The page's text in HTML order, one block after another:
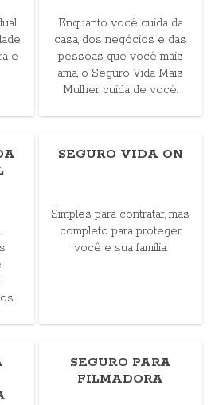
e
Enquanto você cuida da
casa, dos negócios e das
pessoas que você mais
ama, o Seguro Vida Mais
Mulher cuida de você.
SEGURO VIDA ON
Simples para contratar, mas
completo para proteger
você e sua família.
SEGURO PARA
FILMADORA